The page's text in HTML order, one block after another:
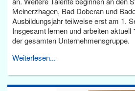
Meinerzhagen, Bad Doberan und
Ausbildungsjahr teilweise erst am 1.
Insgesamt lernen und arbeiten aktuell
der gesamten Unternehmensgruppe.
Weiterlesen...